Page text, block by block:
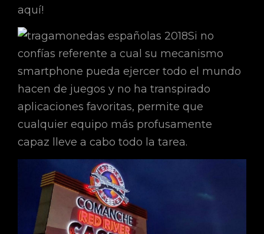
aquí!
Si no
confías referente a cual su mecanismo
smartphone pueda ejercer todo el mundo
hacen de juegos y no ha transpirado
aplicaciones favoritas, permite que
cualquier equipo más profusamente
capaz lleve a cabo todo la tarea.